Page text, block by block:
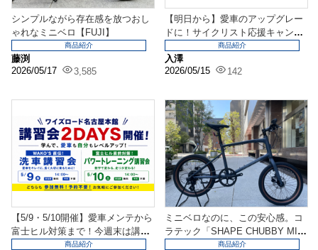
シンプルながら存在感を放つおし
ゃれなミニベロ【FUJI】
藤渕
2026/05/17
3,585
商品紹介
【明日から】愛車のアップグレー
ドに！サイクリスト応援キャンペ
入澤
2026/05/15
142
商品紹介
【5/9・5/10開催】愛車メンテから
富士ヒル対策まで！今週末は講習
商品紹介
ミニベロなのに、この安心感。コ
ラテック「SHAPE CHUBBY MIN
商品紹介